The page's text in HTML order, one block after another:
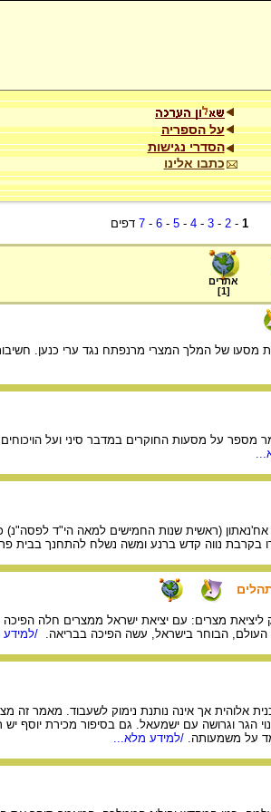
על הספריה
הסדרי נגישות
כתבו אלינו
1
-
2
-
3
-
4
-
5
-
6
-
7 דפים
אתרים
[
1
]
מהמאה ה 13 לפנה"ס שמתארת את מסעו של המלך המצרי מרנפתח
על מסעות החוקרים במדבר סיני ועל הויכוחים
בקרבת נווה קדש ברנע ומשה נשלח להתחנך בבית
מצרים: עם יציאת ישראל ממצרים חלה
העולם, הבוחר בישראל, עשה הפיכה בבריאה.
/
אלוהית אך אינה נותנת נימוק לשעבוד. מאמר זה
הגר וגרושה עם ישמעאל. גם בסיפור מכירת יוסף
על משמעותה. /למידע מלא...